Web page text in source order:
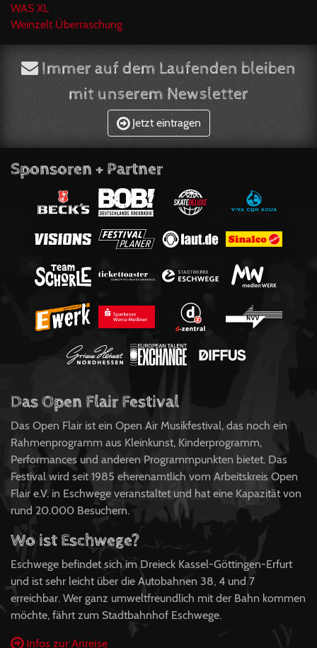
WAS XL
Weinzelt Überraschung
Immer auf dem Laufenden bleiben
mit unserem Newsletter
Jetzt eintragen
Sponsoren + Partner
Das Open Flair Festival
Das Open Flair ist ein Open Air Musikfestival, das noch ein
Rahmenprogramm aus Kleinkunst, Kinderprogramm,
Performances und anderen Programmpunkten bietet. Das
Festival wird seit 1985 eherenamtlich vom Arbeitskreis Open
Flair e.V. in Eschwege veranstaltet und hat eine Kapazität von
rund 20.000 Besuchern.
Wo ist Eschwege?
Eschwege befindet sich im Dreieck Kassel-Göttingen-Erfurt
und ist sehr leicht über die Autobahnen 38, 4 und 7
erreichbar. Wer ganz umweltfreundlich mit der Bahn kommen
möchte, fährt zum Stadtbahnhof Eschwege.
Infos zur Anreise